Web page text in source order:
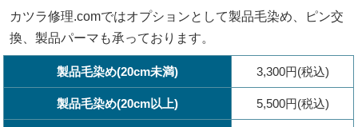
カツラ修理.comではオプションとして製品毛染め、ピン交
換、製品パーマも承っております。
製品毛染め(20cm未満) 3,300円(税込)
製品毛染め(20cm以上) 5,500円(税込)